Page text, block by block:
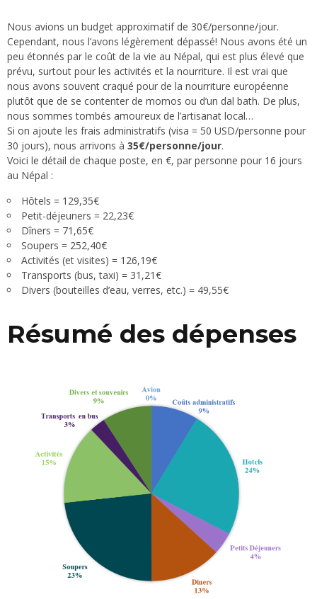
Nous avions un budget approximatif de 30€/personne/jour.
Cependant, nous l’avons légèrement dépassé! Nous avons été un
peu étonnés par le coût de la vie au Népal, qui est plus élevé que
prévu, surtout pour les activités et la nourriture. Il est vrai que
nous avons souvent craqué pour de la nourriture européenne
plutôt que de se contenter de momos ou d’un dal bath. De plus,
nous sommes tombés amoureux de l’artisanat local…
Si on ajoute les frais administratifs (visa = 50 USD/personne pour
30 jours), nous arrivons à 35€/personne/jour.
Voici le détail de chaque poste, en €, par personne pour 16 jours
au Népal :
Hôtels = 129,35€
Petit-déjeuners = 22,23€
Dîners = 71,65€
Soupers = 252,40€
Activités (et visites) = 126,19€
Transports (bus, taxi) = 31,21€
Divers (bouteilles d’eau, verres, etc.) = 49,55€
Résumé des dépenses